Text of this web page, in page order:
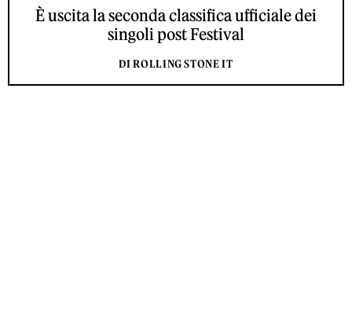
È uscita la seconda classifica ufficiale dei
singoli post Festival
DI ROLLING STONE IT